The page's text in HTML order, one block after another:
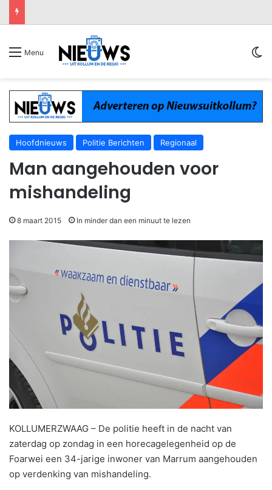
Menu
Hoofdnieuws Politie Berichten Regionaal
Man aangehouden voor
mishandeling
8 maart 2015 In minder dan een minuut te lezen
KOLLUMERZWAAG – De politie heeft in de nacht van
zaterdag op zondag in een horecagelegenheid op de
Foarwei een 34-jarige inwoner van Marrum aangehouden
op verdenking van mishandeling.